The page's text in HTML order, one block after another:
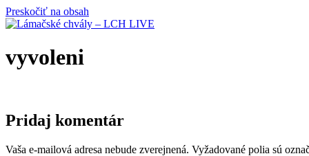
Preskočiť na obsah
vyvoleni
Pridaj komentár
Vaša e-mailová adresa nebude zverejnená. Vyžadované polia sú